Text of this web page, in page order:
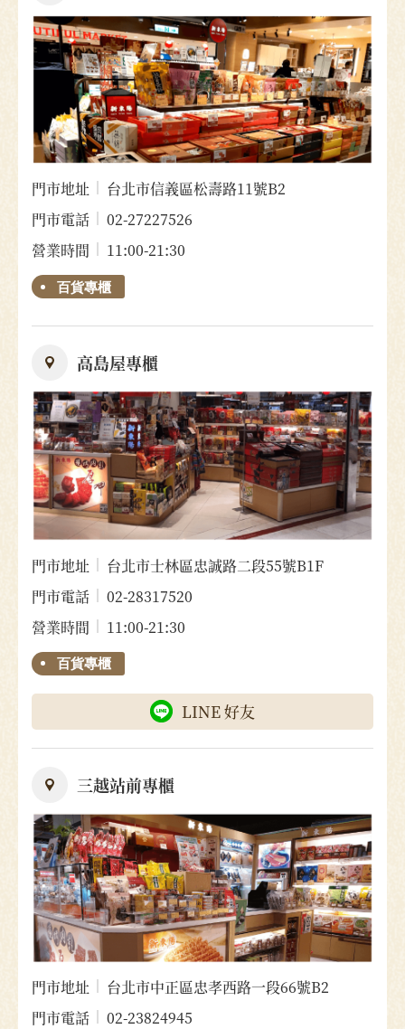
門市地址
台北市信義區松壽路11號B2
門市電話
02-27227526
營業時間
11:00-21:30
百貨專櫃
高島屋專櫃
門市地址
台北市士林區忠誠路二段55號B1F
門市電話
02-28317520
營業時間
11:00-21:30
百貨專櫃
LINE 好友
三越站前專櫃
門市地址
台北市中正區忠孝西路一段66號B2
門市電話
02-23824945